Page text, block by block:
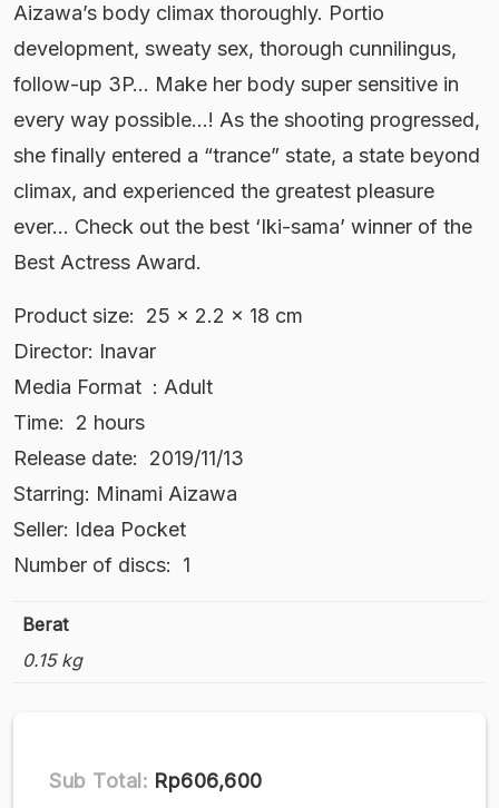
Aizawa’s body climax thoroughly. Portio
development, sweaty sex, thorough cunnilingus,
follow-up 3P… Make her body super sensitive in
every way possible…! As the shooting progressed,
she finally entered a “trance” state, a state beyond
climax, and experienced the greatest pleasure
ever… Check out the best ‘Iki-sama’ winner of the
Best Actress Award.
Product size: ‎ 25 x 2.2 x 18 cm
Director: Inavar
Media Format ‏ : ‎Adult
Time: ‎ 2 hours
Release date: ‎ 2019/11/13
Starring: Minami Aizawa
Seller: ‎Idea Pocket
Number of discs: ‎ 1
Berat
0.15 kg
Sub Total: Rp606,600